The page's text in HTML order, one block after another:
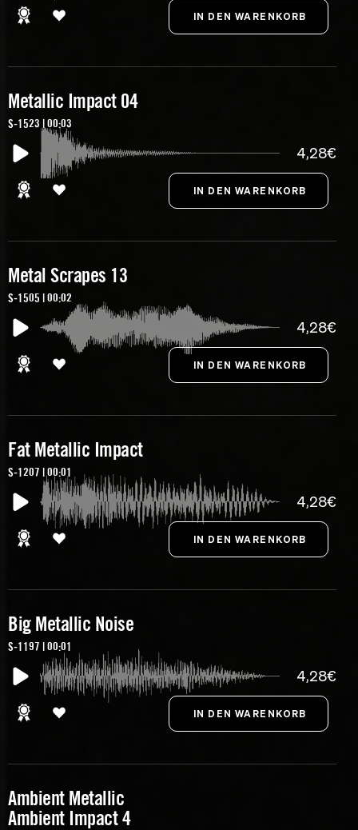
Metallic Impact 04
S-1523 | 00:03
4,28€
Metal Scrapes 13
S-1505 | 00:02
4,28€
Fat Metallic Impact
S-1207 | 00:01
4,28€
Big Metallic Noise
S-1197 | 00:01
4,28€
Ambient Metallic
Ambient Impact 4